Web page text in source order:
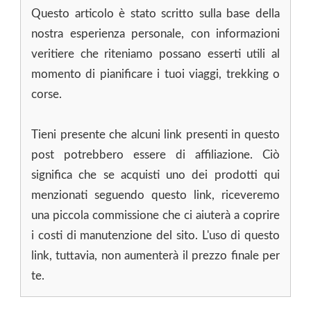
Questo articolo è stato scritto sulla base della
nostra esperienza personale, con informazioni
veritiere che riteniamo possano esserti utili al
momento di pianificare i tuoi viaggi, trekking o
corse.
Tieni presente che alcuni link presenti in questo
post potrebbero essere di affiliazione. Ciò
significa che se acquisti uno dei prodotti qui
menzionati seguendo questo link, riceveremo
una piccola commissione che ci aiuterà a coprire
i costi di manutenzione del sito. L'uso di questo
link, tuttavia, non aumenterà il prezzo finale per
te.